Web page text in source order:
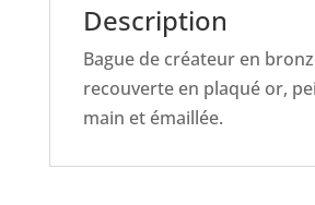
Description
Bague de créateur en
recouverte en plaqué or,
main et émaillée.